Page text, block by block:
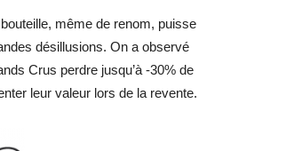
même de renom, puisse
désillusions. On a observé
Crus perdre jusqu’à -30% de
leur valeur lors de la revente.